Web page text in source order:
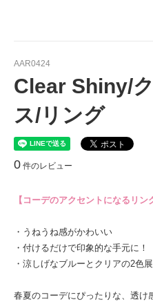
AAR0424
Clear Shiny/
ス/リング
0 件のレビュー
【コーデのアクセントになるリン
・うねうね感がかわいい
・付けるだけで印象的な手元に！
・涼しげなブルーとクリアの2色
春夏のコーデにぴったりな、透け